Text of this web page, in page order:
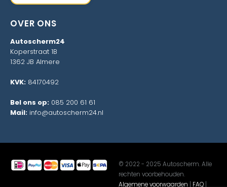
OVER ONS
Autoscherm24
Koperstraat 1B
1362 JB Almere
KVK: 84170492
Bel ons op: 085 200 61 61
Mail: info@autoscherm24.nl
© 2022 - 2025 Autoscherm. Alle
rechten voorbehouden.
Algemene voorwaarden
FAQ